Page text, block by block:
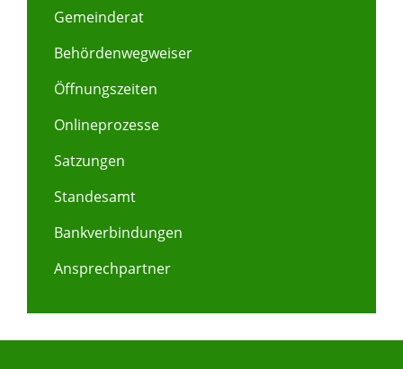
Gemeinderat
Behördenwegweiser
Öffnungszeiten
Onlineprozesse
Satzungen
Standesamt
Bankverbindungen
Ansprechpartner